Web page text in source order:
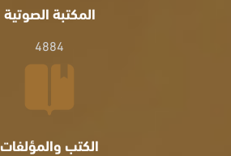
المكتبة الصوتية
4884
الكتب والمؤلفات